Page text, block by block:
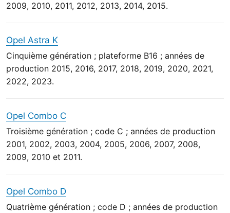
2009, 2010, 2011, 2012, 2013, 2014, 2015.
Opel Astra K
Cinquième génération ; plateforme B16 ; années de
production 2015, 2016, 2017, 2018, 2019, 2020, 2021,
2022, 2023.
Opel Combo C
Troisième génération ; code C ; années de production
2001, 2002, 2003, 2004, 2005, 2006, 2007, 2008,
2009, 2010 et 2011.
Opel Combo D
Quatrième génération ; code D ; années de production